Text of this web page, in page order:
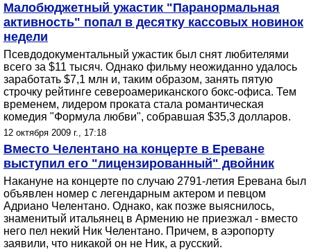
Малобюджетный ужастик "Паранормальная
активность" попал в десятку кассовых новинок
недели
Псевдодокументальный ужастик был снят любителями
всего за $11 тысяч. Однако фильму неожиданно удалось
заработать $7,1 млн и, таким образом, занять пятую
строчку рейтинге североамериканского бокс-офиса. Тем
временем, лидером проката стала романтическая
комедия "Формула любви", собравшая $35,3 долларов.
12 октября 2009 г., 17:18
Вместо Челентано на концерте в Ереване
выступил его "лицензированный" двойник
Накануне на концерте по случаю 2791-летия Еревана был
объявлен номер с легендарным актером и певцом
Адриано Челентано. Однако, как позже выяснилось,
знаменитый итальянец в Армению не приезжал - вместо
него пел некий Ник Челентано. Причем, в аэропорту
заявили, что никакой он не Ник, а русский.